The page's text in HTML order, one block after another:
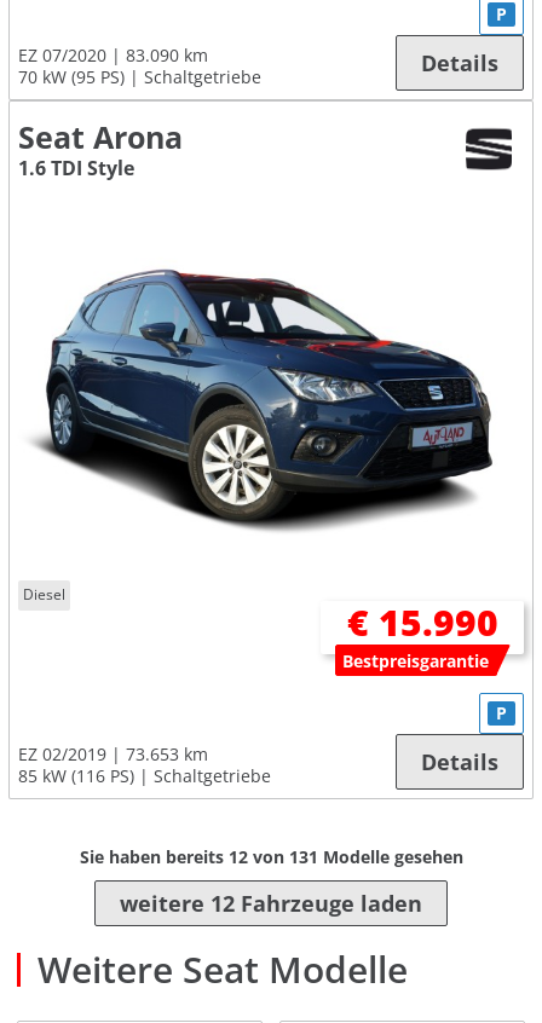
EZ 07/2020
83.090 km
70 kW (95 PS)
Schaltgetriebe
P
Details
Seat Arona
1.6 TDI Style
Diesel
€ 15.990
Bestpreisgarantie
EZ 02/2019
73.653 km
85 kW (116 PS)
Schaltgetriebe
P
Details
Sie haben bereits 12von 131 Modelle gesehen
weitere 12 Fahrzeuge laden
Weitere Seat Modelle